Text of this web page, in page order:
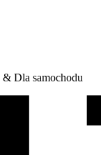
& Dla samochodu